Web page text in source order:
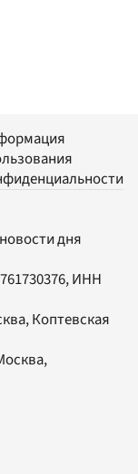
дня
ИНН
Коптевская
,